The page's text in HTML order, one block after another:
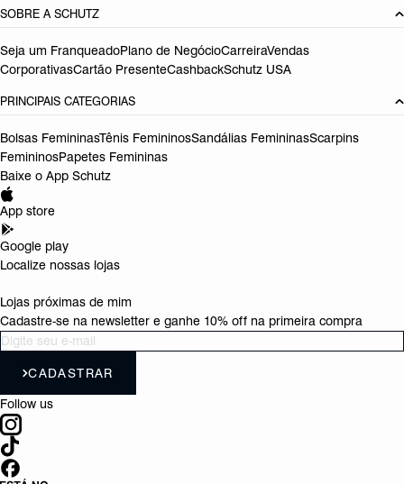
SOBRE A SCHUTZ
Seja um FranqueadoPlano de NegócioCarreiraVendas
CorporativasCartão PresenteCashbackSchutz USA
PRINCIPAIS CATEGORIAS
Bolsas FemininasTênis FemininosSandálias FemininasScarpins
FemininosPapetes Femininas
Baixe o App Schutz
App store
Google play
Localize nossas lojas
Lojas próximas de mim
Cadastre-se na newsletter e ganhe 10% off na primeira compra
CADASTRAR
Follow us